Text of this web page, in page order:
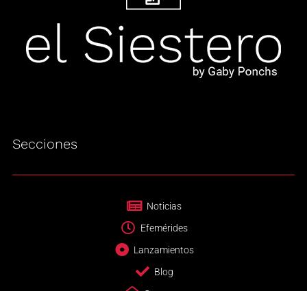
Secciones
Noticias
Efemérides
Lanzamientos
Blog